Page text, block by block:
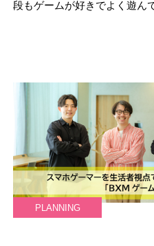
段もゲームが好きでよく遊ん
PLANNING